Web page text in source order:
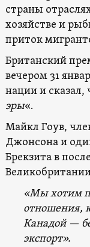
страны
хозяйстве и
приток
Британский
вечером 31
нации и сказал,
эры«.
Майкл Гоув,
Джонсона и
Брекзита в
«Мы хотим
отношения,
Канадой —
экспорт».